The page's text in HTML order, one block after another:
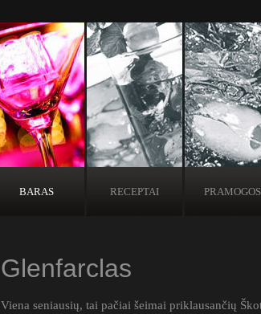
BARAS RECEPTAI PRAMOGOS
Glenfarclas
Viena seniausių, tai pačiai šeimai priklausančių